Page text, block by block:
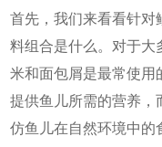
首先，我们来看看针对
料组合是什么。对于大
米和面包屑是最常使用
提供鱼儿所需的营养，
仿鱼儿在自然环境中的